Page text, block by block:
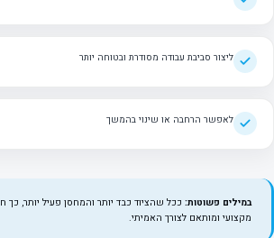
ליצור סביבת עבודה מסודרת ובטוחה יותר
לאפשר הרחבה או שינוי בהמשך
במילים פשוטות: ככל שהציוד כבד יותר והמחסן פעיל יותר, כך
מקצועי ומותאם לצורך האמיתי.